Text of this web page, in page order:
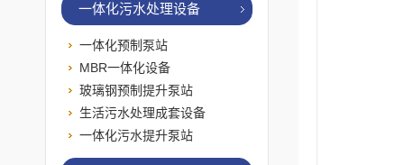
一体化污水处理设备
一体化预制泵站
MBR一体化设备
玻璃钢预制提升泵站
生活污水处理成套设备
一体化污水提升泵站